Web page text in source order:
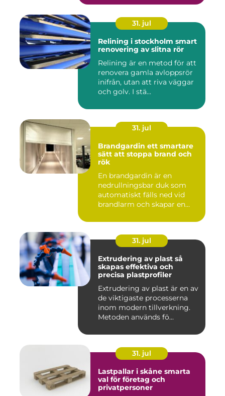
31. jul
Relining i stockholm smart
renovering av slitna rör
Relining är en metod för att
renovera gamla avloppsrör
inifrån, utan att riva väggar
och golv. I stä...
31. jul
Brandgardin ett smartare
sätt att stoppa brand och
rök
En brandgardin är en
nedrullningsbar duk som
automatiskt fälls ned vid
brandlarm och skapar en
31. jul
Extrudering av plast så
skapas effektiva och
precisa plastprofiler
Extrudering av plast är en av
de viktigaste processerna
inom modern tillverkning.
Metoden används fö...
31. jul
Lastpallar i skåne smarta
val för företag och
privatpersoner